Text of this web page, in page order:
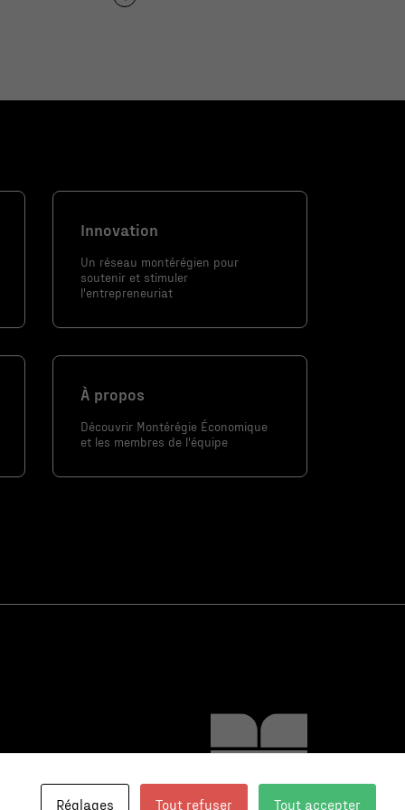
Innovation
Un réseau montérégien pour
soutenir et stimuler
l'entrepreneuriat
À propos
Découvrir Montérégie Économique
et les membres de l'équipe
Réglages Tout refuser Tout accepter